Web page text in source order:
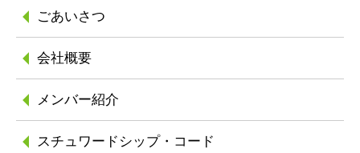
ごあいさつ
会社概要
メンバー紹介
スチュワードシップ・コード